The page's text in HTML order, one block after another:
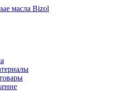
масла Bizol